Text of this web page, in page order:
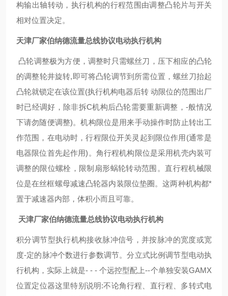
构输出轴转动，执行机构的行程范围由调整凸轮片与开关
相对位置决定。
天津厂家伯纳德流量总线协议电动执行机构
凸轮调整极为方便，调整时只需螺丝刀，压下相应的凸轮
的调整轮井旋转,即可将凸轮调节到所需位置，螺丝刀抬起
凸轮就锁定在该位置(执行机构电器后转 动限位的范围出厂
时已经调好，除非拆C机构后凸轮需要重新调整，-般情况
下请勿随便调整)。机构限位是用来手动操作时防止转出工
作范围，在电动时，行程限位开关灵起到限位作用(通常是
电器限位首先起作用)。角行程机构限位是采用机壳内装可
调整的限位螺栓，限制扇形蜗轮转动范围。直行程机械限
位是在丝框螺母减速凸轮器内装限位垫圈。这两种机构都*
置于减速器内部，体积小而且可靠。
天津厂家伯纳德流量总线协议电动执行机构
积分调节型执行机构接收脉冲信号，并按脉冲的宽度或宽
度-定的脉冲个数进行参数调节。分立式比例调节型电动执
行机构，实际上就是- - - 个远控型配上--个单独安装GAMX
位置定位器这里特别说明:不论角行程、直行程、多转式电